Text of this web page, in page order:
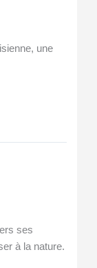
une
ses
à la nature.